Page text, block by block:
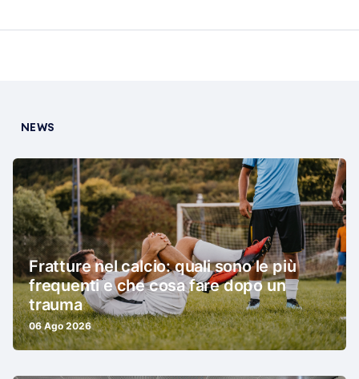
NEWS
Fratture nel calcio: quali sono le più
frequenti e che cosa fare dopo un
trauma
06 Ago 2026